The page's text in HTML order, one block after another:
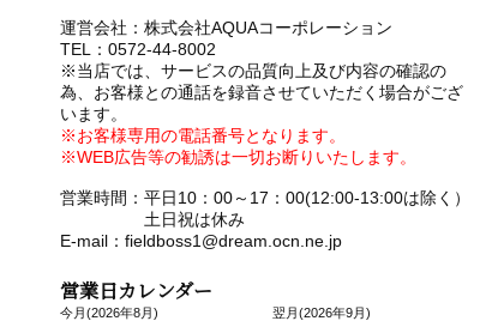
運営会社：株式会社AQUAコーポレーション
TEL：0572-44-8002
※当店では、サービスの品質向上及び内容の確認の
為、お客様との通話を録音させていただく場合がござ
います。
※お客様専用の電話番号となります。
※WEB広告等の勧誘は一切お断りいたします。
営業時間：平日10：00～17：00(12:00-13:00は除く）
土日祝は休み
E-mail：fieldboss1@dream.ocn.ne.jp
営業日カレンダー
今月(2026年8月) 翌月(2026年9月)